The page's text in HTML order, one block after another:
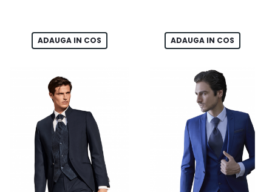
ADAUGA IN COS ADAUGA IN COS